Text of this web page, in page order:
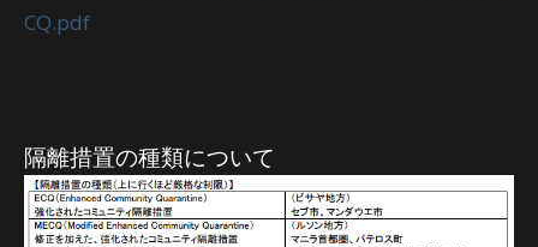
CQ.pdf
隔離措置の種類について